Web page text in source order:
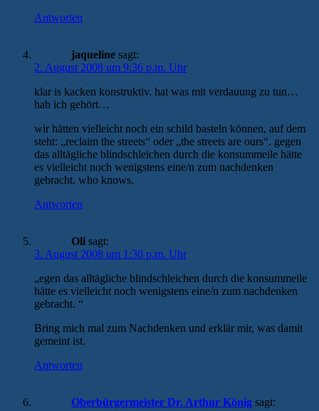
Antworten
jaqueline sagt:
2. August 2008 um 9:36 p.m. Uhr
klar is kacken konstruktiv. hat was mit verdauung zu tun…
hab ich gehört…
wir hätten vielleicht noch ein schild basteln können, auf dem
steht: „reclaim the streets“ oder „the streets are ours“. gegen
das alltägliche blindschleichen durch die konsummeile hätte
es vielleicht noch wenigstens eine/n zum nachdenken
gebracht. who knows.
Antworten
Oli sagt:
3. August 2008 um 1:30 p.m. Uhr
„egen das alltägliche blindschleichen durch die konsummeile
hätte es vielleicht noch wenigstens eine/n zum nachdenken
gebracht. “
Bring mich mal zum Nachdenken und erklär mir, was damit
gemeint ist.
Antworten
Oberbürgermeister Dr. Arthur König sagt: